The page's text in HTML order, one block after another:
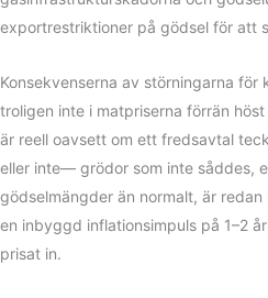
exportrestriktioner på gödsel för att
Konsekvenserna av störningarna
troligen inte i matpriserna förrän
är reell oavsett om ett fredsavtal
eller inte— grödor som inte såddes,
gödselmängder än normalt, är
en inbyggd inflationsimpuls på 1–2
prisat in.